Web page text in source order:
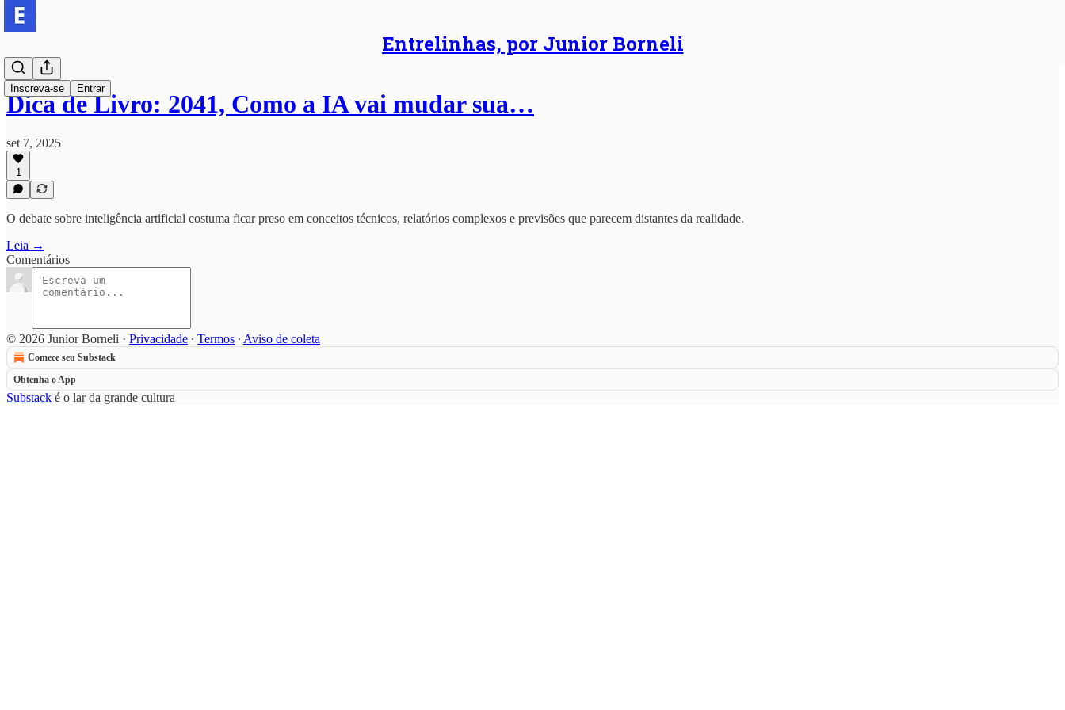
Entrelinhas, por Junior Borneli
Inscreva-se Entrar
Dica de Livro: 2041, Como a IA vai mudar sua…
set 7, 2025
1
O debate sobre inteligência artificial costuma ficar preso em conceitos técnicos, relatórios complexos e previsões que parecem distantes da realidade.
Leia →
Comentários
© 2026 Junior Borneli · Privacidade ∙ Termos ∙ Aviso de coleta
Comece seu Substack
Obtenha o App
Substack é o lar da grande cultura